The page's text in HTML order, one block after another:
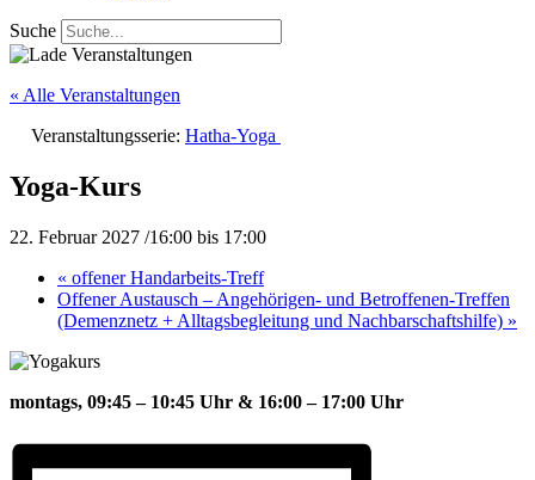
Suche
« Alle Veranstaltungen
Veranstaltungsserie: Hatha-Yoga
Yoga-Kurs
22. Februar 2027 /16:00 bis 17:00
« offener Handarbeits-Treff
Offener Austausch – Angehörigen- und Betroffenen-Treffen
(Demenznetz + Alltagsbegleitung und Nachbarschaftshilfe) »
montags, 09:45 – 10:45 Uhr & 16:00 – 17:00 Uhr